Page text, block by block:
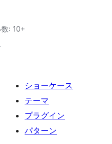
: 10+
ショーケース
テーマ
プラグイン
パターン